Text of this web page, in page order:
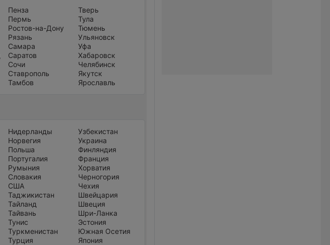
Пенза
Пермь
Ростов-на-Дону
Рязань
Самара
Саратов
Сочи
Ставрополь
Тамбов
Тверь
Тула
Тюмень
Ульяновск
Уфа
Хабаровск
Челябинск
Якутск
Ярославль
Нидерланды
Норвегия
Польша
Португалия
Румыния
Словакия
США
Таджикистан
Тайланд
Тайвань
Тунис
Туркменистан
Турция
Узбекистан
Украина
Финляндия
Франция
Хорватия
Черногория
Чехия
Швейцария
Швеция
Шри-Ланка
Эстония
Южная Осетия
Япония